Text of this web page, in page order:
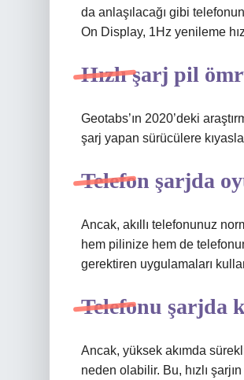
da anlaşılacağı gibi
On Display, 1Hz yenileme
Hızlı şarj pil
Geotabs’ın 2020’deki
şarj yapan sürücülere
Telefon şarjda
Ancak, akıllı telefonunuz
hem pilinize hem de
gerektiren uygulamaları
Telefonu şarjda
Ancak, yüksek akımda
neden olabilir. Bu, hızlı